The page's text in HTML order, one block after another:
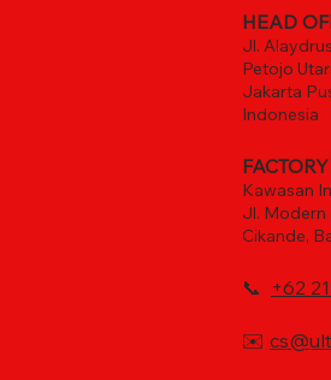
HEAD
Jl.
Petojo
Jakarta
Indonesia
FACTORY
Kawasan
Jl. Modern
Cikande,
📞 +62
✉️